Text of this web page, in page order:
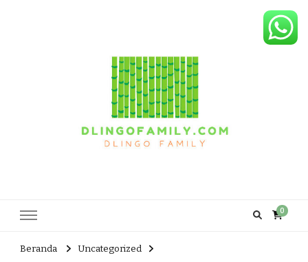
0
Beranda
Uncategorized